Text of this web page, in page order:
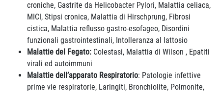
croniche, Gastrite da Helicobacter Pylori, Malattia celiaca,
MICI, Stipsi cronica, Malattia di Hirschprung, Fibrosi
cistica, Malattia reflusso gastro-esofageo, Disordini
funzionali gastrointestinali, Intolleranza al lattosio
Malattie del Fegato: Colestasi, Malattia di Wilson , Epatiti
virali ed autoimmuni
Malattie dell’apparato Respiratorio: Patologie infettive
prime vie respiratorie, Laringiti, Bronchiolite, Polmonite,